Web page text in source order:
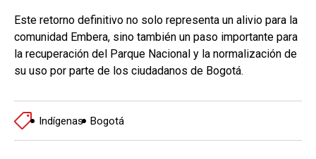
Este retorno definitivo no solo representa un alivio para la
comunidad Embera, sino también un paso importante para
la recuperación del Parque Nacional y la normalización de
su uso por parte de los ciudadanos de Bogotá.
Indígenas Bogotá